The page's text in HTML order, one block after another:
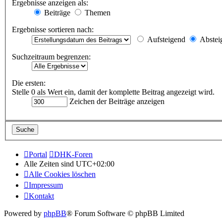
Ergebnisse anzeigen als:
Beiträge
Themen
Ergebnisse sortieren nach:
Aufsteigend
Suchzeitraum begrenzen:
Die ersten:
Stelle 0 als Wert ein, damit der komplette Beitrag angezeigt wird.
Zeichen der Beiträge anzeigen
Portal
DHK-Foren
Alle Zeiten sind UTC+02:00
Alle Cookies löschen
Impressum
Kontakt
Powered by phpBB® Forum Software © phpBB Limited